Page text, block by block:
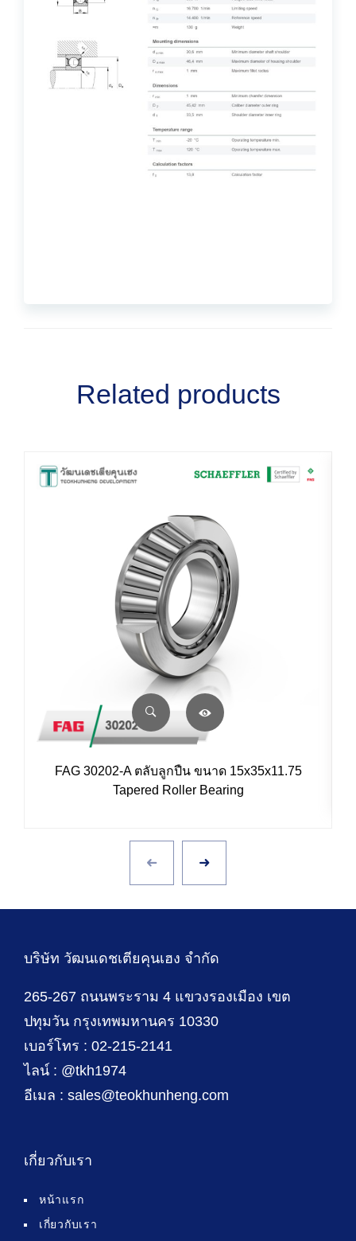
Related products
FAG 30202-A ตลับลูกปืน ขนาด 15x35x11.75
Tapered Roller Bearing
บริษัท วัฒนเดชเตียคุนเฮง จำกัด
265-267 ถนนพระราม 4 แขวงรองเมือง เขต
ปทุมวัน กรุงเทพมหานคร 10330
เบอร์โทร : 02-215-2141
ไลน์ : @tkh1974
อีเมล : sales@teokhunheng.com
เกี่ยวกับเรา
หน้าแรก
เกี่ยวกับเรา